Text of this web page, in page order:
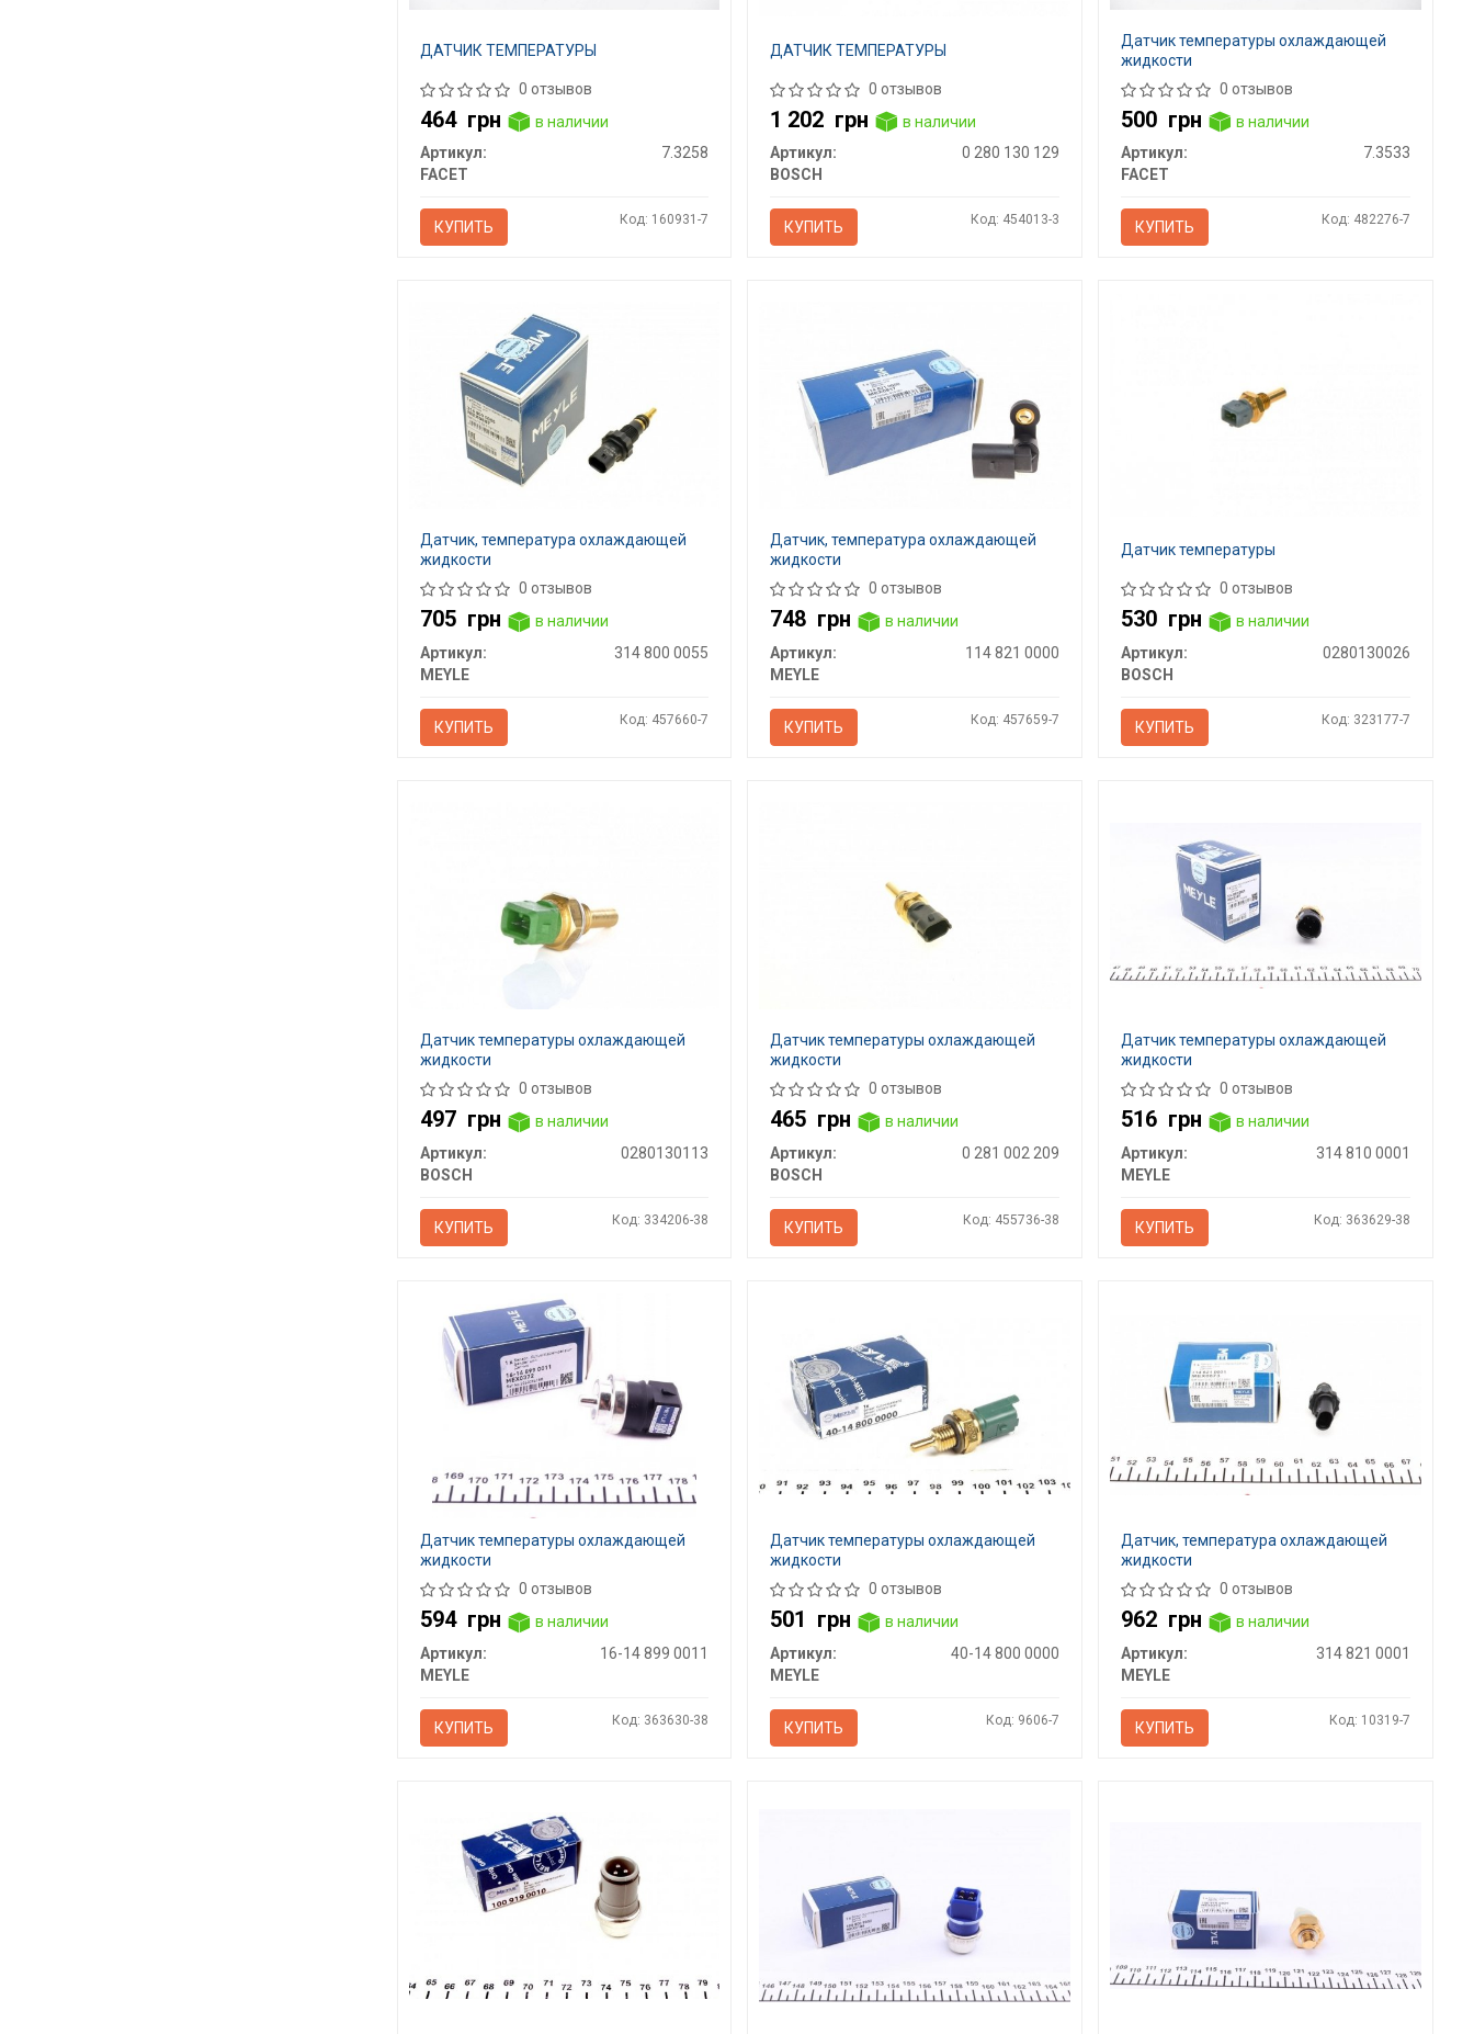
ДАТЧИК ТЕМПЕРАТУРЫ
0 отзывов
464 грн
в наличии
Артикул:
7.3258
FACET
КУПИТЬ Код: 160931-7
ДАТЧИК ТЕМПЕРАТУРЫ
0 отзывов
1 202 грн
в наличии
Артикул:
0 280 130 129
BOSCH
КУПИТЬ Код: 454013-3
Датчик температуры охлаждающей
жидкости
0 отзывов
500 грн
в наличии
Артикул:
7.3533
FACET
КУПИТЬ Код: 482276-7
Датчик, температура охлаждающей
жидкости
0 отзывов
705 грн
в наличии
Артикул:
314 800 0055
MEYLE
КУПИТЬ Код: 457660-7
Датчик, температура охлаждающей
жидкости
0 отзывов
748 грн
в наличии
Артикул:
114 821 0000
MEYLE
КУПИТЬ Код: 457659-7
Датчик температуры
0 отзывов
530 грн
в наличии
Артикул:
0280130026
BOSCH
КУПИТЬ Код: 323177-7
Датчик температуры охлаждающей
жидкости
0 отзывов
497 грн
в наличии
Артикул:
0280130113
BOSCH
КУПИТЬ Код: 334206-38
Датчик температуры охлаждающей
жидкости
0 отзывов
465 грн
в наличии
Артикул:
0 281 002 209
BOSCH
КУПИТЬ Код: 455736-38
Датчик температуры охлаждающей
жидкости
0 отзывов
516 грн
в наличии
Артикул:
314 810 0001
MEYLE
КУПИТЬ Код: 363629-38
Датчик температуры охлаждающей
жидкости
0 отзывов
594 грн
в наличии
Артикул:
16-14 899 0011
MEYLE
КУПИТЬ Код: 363630-38
Датчик температуры охлаждающей
жидкости
0 отзывов
501 грн
в наличии
Артикул:
40-14 800 0000
MEYLE
КУПИТЬ Код: 9606-7
Датчик, температура охлаждающей
жидкости
0 отзывов
962 грн
в наличии
Артикул:
314 821 0001
MEYLE
КУПИТЬ Код: 10319-7